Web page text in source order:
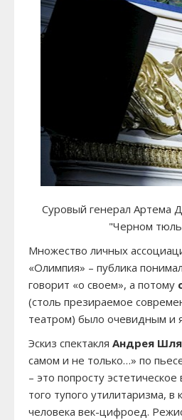
Суровый генерал Артема
"Черном
Множество личных
«Олимпия» – публика
говорит «о своем», а потому
(столь презираемое
театром) было очевидным и
Эскиз спектакля Андрея
самом и не только…» по
– это попросту
того тупого утилитаризма, в
человека век-цифроед.